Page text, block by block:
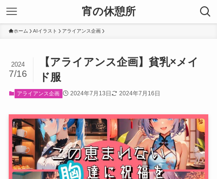
宵の休憩所
ホーム AIイラスト アライアンス企画
【アライアンス企画】貧乳×メイ
ド服
2024
7/16
アライアンス企画 2024年7月13日 2024年7月16日